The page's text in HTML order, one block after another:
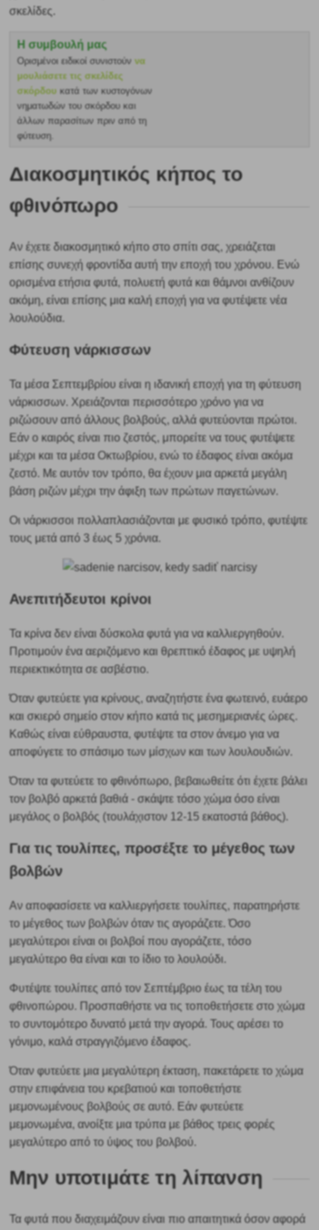
σκελίδες.
Η συμβουλή μας
Ορισμένοι ειδικοί συνιστούννα
μουλιάσετε τις σκελίδες
σκόρδου κατά των κυστογόνων
νηματωδών του σκόρδου και
άλλων παρασίτων πριν από τη
φύτευση.
Διακοσμητικός κήπος το
φθινόπωρο
Αν έχετε διακοσμητικό κήπο στο σπίτι σας, χρειάζεται
επίσης συνεχή φροντίδα αυτή την εποχή του χρόνου. Ενώ
ορισμένα ετήσια φυτά, πολυετή φυτά και θάμνοι ανθίζουν
ακόμη, είναι επίσης μια καλή εποχή για να φυτέψετε νέα
λουλούδια.
Φύτευση νάρκισσων
Τα μέσα Σεπτεμβρίου είναι η ιδανική εποχή για τη φύτευση
νάρκισσων. Χρειάζονται περισσότερο χρόνο για να
ριζώσουν από άλλους βολβούς, αλλάφυτεύονται πρώτοι.
Εάν ο καιρός είναι πιο ζεστός, μπορείτε να τους φυτέψετε
μέχρι και τα μέσα Οκτωβρίου, ενώ το έδαφος είναι ακόμα
ζεστό. Με αυτόν τον τρόπο, θα έχουν μια αρκετά μεγάλη
βάση ριζών μέχρι την άφιξη των πρώτων παγετώνων.
Οι νάρκισσοι πολλαπλασιάζονται με φυσικό τρόπο,φυτέψτε
τους μετά από 3 έως 5 χρόνια.
Ανεπιτήδευτοι κρίνοι
Τα κρίνα δεν είναι δύσκολα φυτά για να καλλιεργηθούν.
Προτιμούν ένα αεριζόμενο και θρεπτικό έδαφος με υψηλή
περιεκτικότητα σε ασβέστιο.
Όταν φυτεύετε για κρίνους, αναζητήστε ένα φωτεινό, ευάερο
και σκιερό σημείο στον κήπο κατά τις μεσημεριανές ώρες.
Καθώς είναι εύθραυστα, φυτέψτε τα στον άνεμο για να
αποφύγετε το σπάσιμο των μίσχων και των λουλουδιών.
Όταν τα φυτεύετε το φθινόπωρο, βεβαιωθείτεότι έχετε βάλει
τον βολβό αρκετά βαθιά - σκάψτε τόσο χώμα όσο είναι
μεγάλος ο βολβός (τουλάχιστον 12-15 εκατοστά βάθος).
Για τις τουλίπες, προσέξτε το μέγεθος των
βολβών
Αν αποφασίσετε να καλλιεργήσετε τουλίπες, παρατηρήστε
το μέγεθος των βολβών όταν τις αγοράζετε. Όσο
μεγαλύτεροι είναι οι βολβοί που αγοράζετε, τόσο
μεγαλύτερο θα είναι και το ίδιο το λουλούδι.
Φυτέψτε τουλίπες από τον Σεπτέμβριο έως τα τέλη του
φθινοπώρου. Προσπαθήστε να τις τοποθετήσετε στο χώμα
το συντομότερο δυνατό μετά την αγορά.Τους αρέσει το
γόνιμο, καλά στραγγιζόμενο έδαφος.
Όταν φυτεύετε μια μεγαλύτερη έκταση, πακετάρετε το χώμα
στην επιφάνεια του κρεβατιού και τοποθετήστε
μεμονωμένους βολβούς σε αυτό. Εάν φυτεύετε
μεμονωμένα, ανοίξτε μια τρύπα με βάθος τρεις φορές
μεγαλύτερο από το ύψος του βολβού.
Μην υποτιμάτε τη λίπανση
Τα φυτά που διαχειμάζουν είναι πιο απαιτητικά όσον αφορά